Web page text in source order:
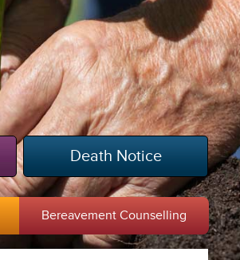
Death Notice
Bereavement Counselling